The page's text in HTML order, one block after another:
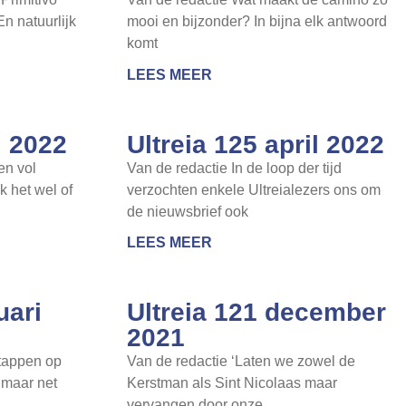
natuurlijk
mooi en bijzonder? In bijna elk antwoord
komt
LEES MEER
2022
vol
het wel of
Ultreia 125 april 2022
Van de redactie In de loop der tijd
verzochten enkele Ultreialezers ons om
de nieuwsbrief ook
LEES MEER
op
net
Ultreia 121 december
2021
Van de redactie ‘Laten we zowel de
Kerstman als Sint Nicolaas maar